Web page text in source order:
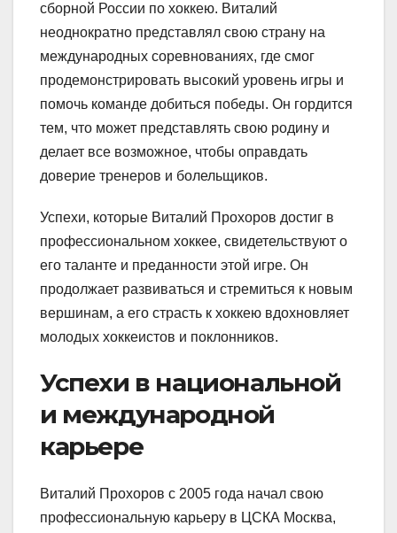
сборной России по хоккею. Виталий
неоднократно представлял свою страну на
международных соревнованиях, где смог
продемонстрировать высокий уровень игры и
помочь команде добиться победы. Он гордится
тем, что может представлять свою родину и
делает все возможное, чтобы оправдать
доверие тренеров и болельщиков.
Успехи, которые Виталий Прохоров достиг в
профессиональном хоккее, свидетельствуют о
его таланте и преданности этой игре. Он
продолжает развиваться и стремиться к новым
вершинам, а его страсть к хоккею вдохновляет
молодых хоккеистов и поклонников.
Успехи в национальной
и международной
карьере
Виталий Прохоров с 2005 года начал свою
профессиональную карьеру в ЦСКА Москва,